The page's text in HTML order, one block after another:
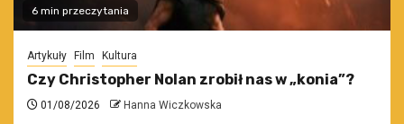
6 min przeczytania
Artykuły Film Kultura
Czy Christopher Nolan zrobił nas w „konia”?
01/08/2026 Hanna Wiczkowska